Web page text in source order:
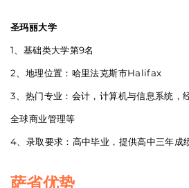
圣玛丽大学
1、基础类大学第9名
2、地理位置：哈里法克斯市Halifax
3、热门专业：会计，计算机与信息系统，
全球商业管理等
4、录取要求：高中毕业，提供高中三年成
萨省优势